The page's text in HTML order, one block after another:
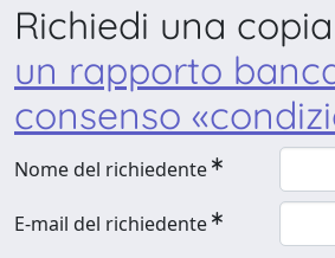
Richiedi una
un rapporto
consenso
Nome del richiedente
E-mail del richiedente